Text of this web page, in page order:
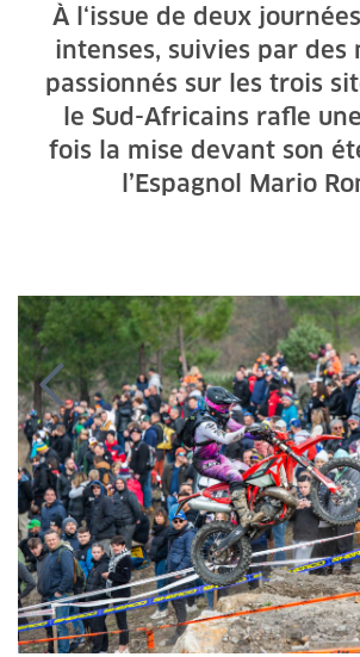
À l‘issue de deux
intenses, suivies par des
passionnés sur les trois
le Sud-Africains rafle
fois la mise devant son
l’Espagnol Mario